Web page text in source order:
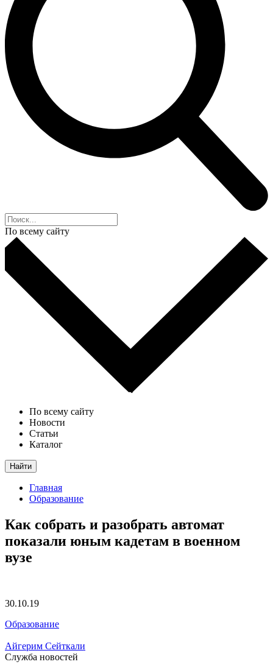
По всему сайту
По всему сайту
Новости
Статьи
Каталог
Найти
Главная
Образование
Как собрать и разобрать автомат
показали юным кадетам в военном
вузе
30.10.19
Образование
Айгерим Сейткали
Служба новостей